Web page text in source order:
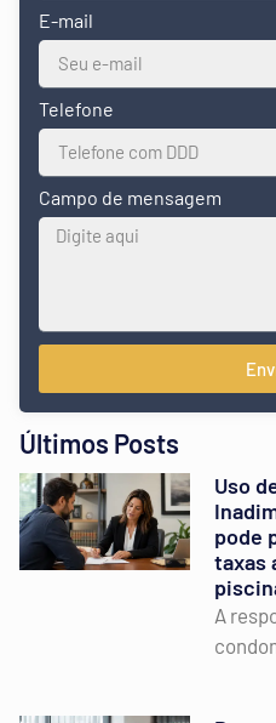
E-mail
Telefone
Campo de mensagem
Últimos Posts
Uso
pode
taxas
A